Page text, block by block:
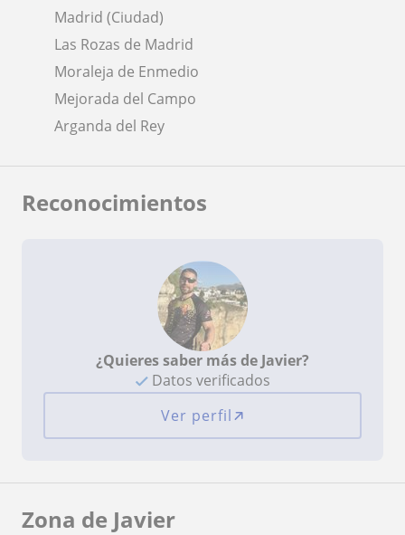
Madrid (Ciudad)
Las Rozas de Madrid
Moraleja de Enmedio
Mejorada del Campo
Arganda del Rey
Reconocimientos
¿Quieres saber más de Javier?
Datos verificados
Ver perfil
Zona de Javier